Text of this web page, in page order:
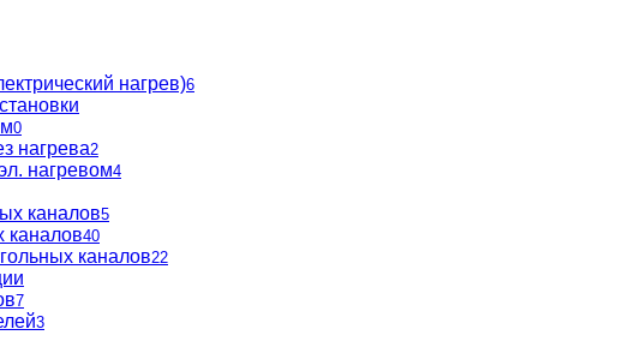
нагрев)6
0
нагрева2
нагревом4
каналов5
каналов40
каналов22
7
3